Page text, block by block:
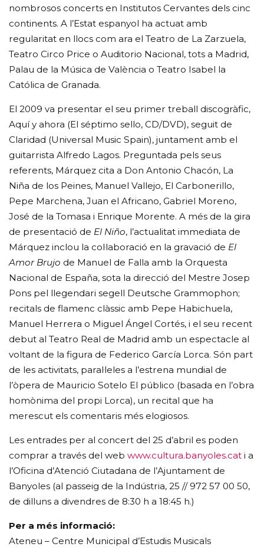
nombrosos concerts en Institutos Cervantes dels cinc
continents. A l’Estat espanyol ha actuat amb
regularitat en llocs com ara el Teatro de La Zarzuela,
Teatro Circo Price o Auditorio Nacional, tots a Madrid,
Palau de la Música de València o Teatro Isabel la
Católica de Granada.
El 2009 va presentar el seu primer treball discogràfic,
Aquí y ahora (El séptimo sello, CD/DVD), seguit de
Claridad (Universal Music Spain), juntament amb el
guitarrista Alfredo Lagos. Preguntada pels seus
referents, Márquez cita a Don Antonio Chacón, La
Niña de los Peines, Manuel Vallejo, El Carbonerillo,
Pepe Marchena, Juan el Africano, Gabriel Moreno,
José de la Tomasa i Enrique Morente. A més de la gira
de presentació de El Niño, l’actualitat immediata de
Márquez inclou la col·laboració en la gravació de El
Amor Brujo de Manuel de Falla amb la Orquesta
Nacional de España, sota la direcció del Mestre Josep
Pons pel llegendari segell Deutsche Grammophon;
recitals de flamenc clàssic amb Pepe Habichuela,
Manuel Herrera o Miguel Ángel Cortés, i el seu recent
debut al Teatro Real de Madrid amb un espectacle al
voltant de la figura de Federico García Lorca. Són part
de les activitats, paral·leles a l’estrena mundial de
l’òpera de Mauricio Sotelo El público (basada en l’obra
homònima del propi Lorca), un recital que ha
merescut els comentaris més elogiosos.
Les entrades per al concert del 25 d’abril es poden
comprar a través del webwww.cultura.banyoles.cat i a
l’Oficina d’Atenció Ciutadana de l’Ajuntament de
Banyoles (al passeig de la Indústria, 25 // 972 57 00 50,
de dilluns a divendres de 8:30 h a 18:45 h.)
Per a més informació:
Ateneu – Centre Municipal d’Estudis Musicals